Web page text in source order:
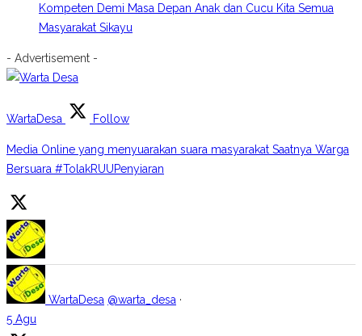
Kompeten Demi Masa Depan Anak dan Cucu Kita Semua
Masyarakat Sikayu
- Advertisement -
WartaDesa Follow
Media Online yang menyuarakan suara masyarakat Saatnya Warga
Bersuara #TolakRUUPenyiaran
WartaDesa @warta_desa ·
5 Agu